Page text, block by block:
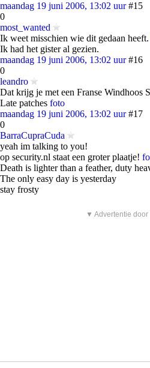
maandag 19 juni 2006, 13:02 uur #15
0
most_wanted
Ik weet misschien wie dit gedaan heeft.
Ik had het gister al gezien.
maandag 19 juni 2006, 13:02 uur #16
0
leandro
Dat krijg je met een Franse Windhoos
Late patches foto
maandag 19 juni 2006, 13:02 uur #17
0
BarraCupraCuda
yeah im talking to you!
op security.nl staat een groter plaatje!
Death is lighter than a feather, duty
The only easy day is yesterday
stay frosty
▼ Advertentie door